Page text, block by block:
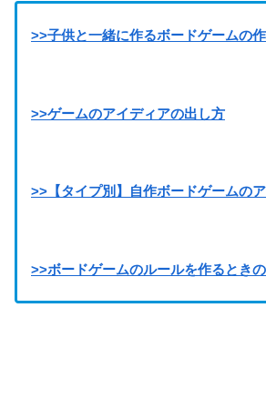
>>子供と一緒に作るボードゲームの
>>ゲームのアイディアの出し方
>>【タイプ別】自作ボードゲームの
>>ボードゲームのルールを作るとき